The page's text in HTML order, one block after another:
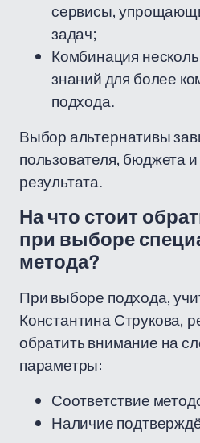
сервисы,
задач;
Комбинация
знаний для более
подхода.
Выбор альтернативы
пользователя, бюджета
результата.
На что стоит
при выборе
метода?
При выборе подхода,
Константина Струкова,
обратить внимание на
параметры:
Соответствие
Наличие